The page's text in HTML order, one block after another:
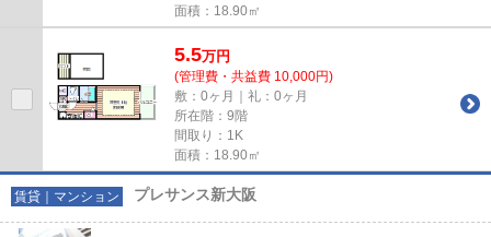
面積：18.90㎡
5.5万円
(管理費・共益費 10,000円)
敷：0ヶ月｜礼：0ヶ月
所在階：9階
間取り：1K
面積：18.90㎡
賃貸｜マンション プレサンス新大阪